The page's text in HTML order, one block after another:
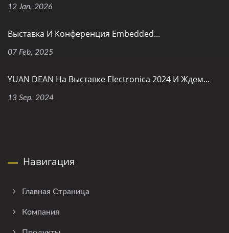
12 Jan, 2026
Выставка И Конференция Embedded...
07 Feb, 2025
YUAN DEAN На Выставке Electronica 2024 И Ждем...
13 Sep, 2024
Навигация
Главная Страница
Компания